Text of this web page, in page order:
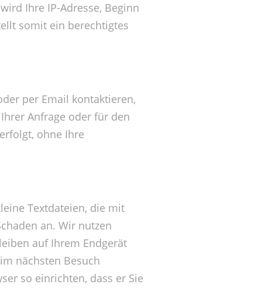
Ihre IP-Adresse, Beginn
somit ein berechtigtes
per Email kontaktieren,
Anfrage oder für den
ohne Ihre
Textdateien, die mit
an. Wir nutzen
auf Ihrem Endgerät
nächsten Besuch
so einrichten, dass er Sie